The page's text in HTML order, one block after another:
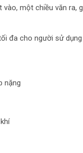
một chiều văn ra,
đa cho người sử
nặng